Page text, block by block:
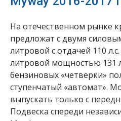
На отечественном рынке
предложат с двумя
литровой с отдачей 110
литровой мощностью 131
бензиновых «четверки»
ступенчатый «автомат».
выпускать только с
Подвеска спереди